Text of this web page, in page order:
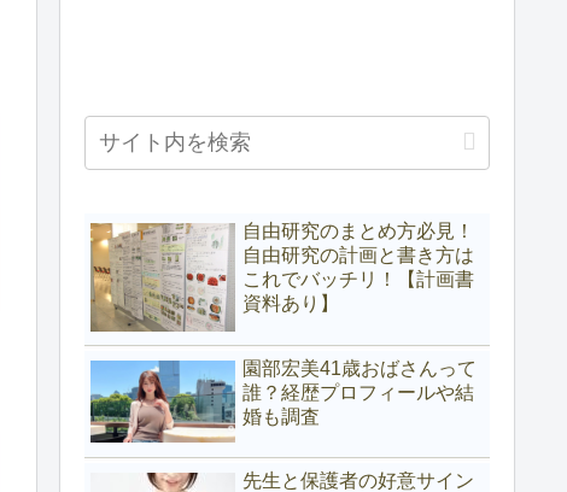
自由研究のまとめ方必見！
自由研究の計画と書き方は
これでバッチリ！【計画書
資料あり】
園部宏美41歳おばさんって
誰？経歴プロフィールや結
婚も調査
先生と保護者の好意サイン